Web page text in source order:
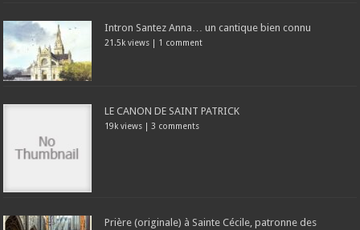
Intron Santez Anna… un cantique bien connu
21.5k views | 1 comment
LE CANON DE SAINT PATRICK
19k views | 3 comments
Prière (originale) à Sainte Cécile, patronne des